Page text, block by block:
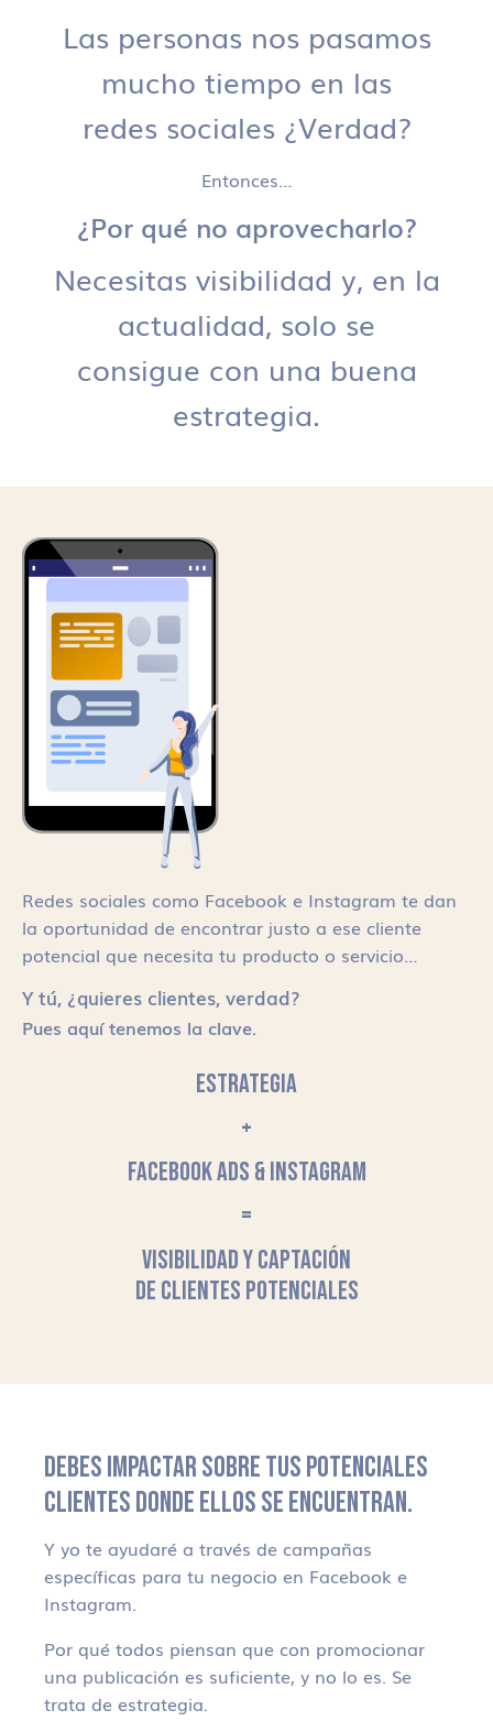
Las personas nos pasamos
mucho tiempo en las
redes sociales ¿Verdad?
Entonces…
¿Por qué no aprovecharlo?
Necesitas visibilidad y, en la
actualidad, solo se
consigue con una buena
estrategia.
Redes sociales como Facebook e Instagram te dan
la oportunidad de encontrar justo a ese cliente
potencial que necesita tu producto o servicio…
Y tú, ¿quieres clientes, verdad?
Pues aquí tenemos la clave.
ESTRATEGIA
+
FACEBOOK ADS & INSTAGRAM
=
VISIBILIDAD Y CAPTACIÓN
DE CLIENTES POTENCIALES
DEBES IMPACTAR SOBRE TUS POTENCIALES
CLIENTES DONDE ELLOS SE ENCUENTRAN.
Y yo te ayudaré a través de campañas
específicas para tu negocio en Facebook e
Instagram.
Por qué todos piensan que con promocionar
una publicación es suficiente, y no lo es. Se
trata de estrategia.